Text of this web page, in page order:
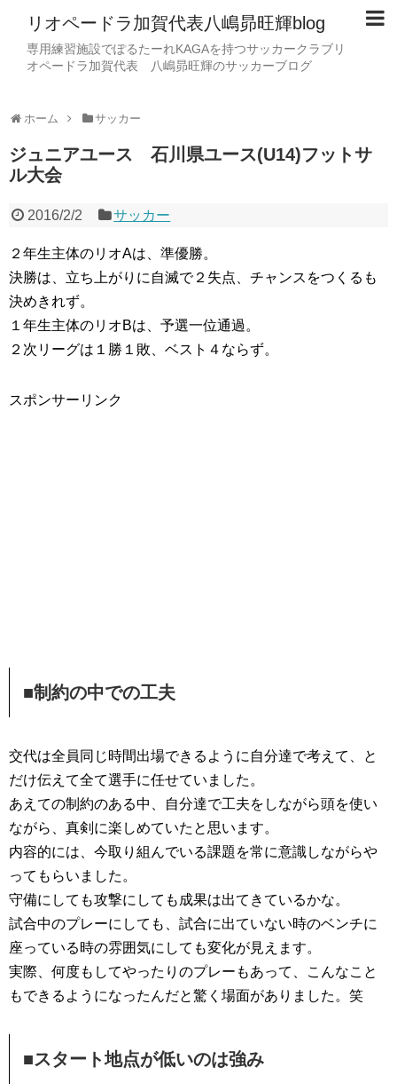
リオペードラ加賀代表八嶋昴旺輝blog
専用練習施設でぽるたーれKAGAを持つサッカークラブリ
オペードラ加賀代表 八嶋昴旺輝のサッカーブログ
ホーム サッカー
ジュニアユース 石川県ユース(U14)フットサ
ル大会
2016/2/2 サッカー
２年生主体のリオAは、準優勝。
決勝は、立ち上がりに自滅で２失点、チャンスをつくるも
決めきれず。
１年生主体のリオBは、予選一位通過。
２次リーグは１勝１敗、ベスト４ならず。
スポンサーリンク
■制約の中での工夫
交代は全員同じ時間出場できるように自分達で考えて、と
だけ伝えて全て選手に任せていました。
あえての制約のある中、自分達で工夫をしながら頭を使い
ながら、真剣に楽しめていたと思います。
内容的には、今取り組んでいる課題を常に意識しながらや
ってもらいました。
守備にしても攻撃にしても成果は出てきているかな。
試合中のプレーにしても、試合に出ていない時のベンチに
座っている時の雰囲気にしても変化が見えます。
実際、何度もしてやったりのプレーもあって、こんなこと
もできるようになったんだと驚く場面がありました。笑
■スタート地点が低いのは強み